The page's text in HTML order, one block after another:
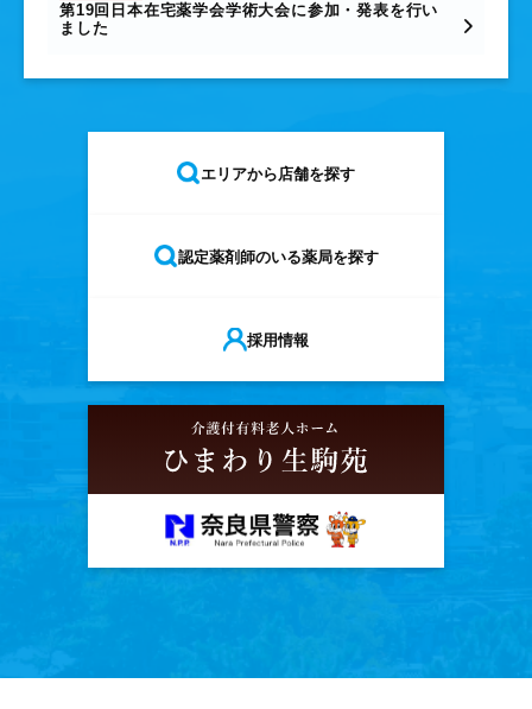
第19回日本在宅薬学会学術大会に参加・発表を行い
ました
エリアから店舗を探す
認定薬剤師のいる薬局を探す
採用情報